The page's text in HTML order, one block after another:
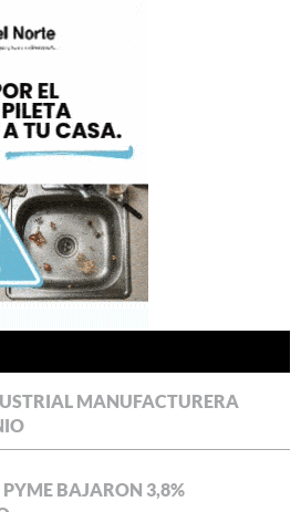
MANUFACTURERA
BAJARON 3,8%